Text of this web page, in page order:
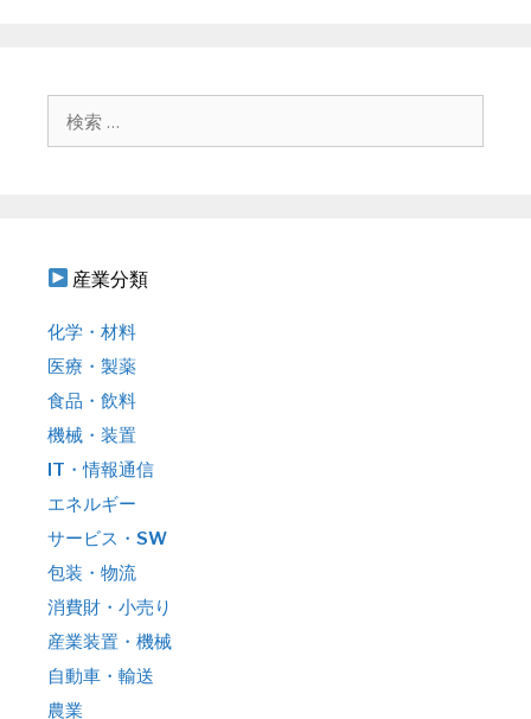
産業分類
化学・材料
医療・製薬
食品・飲料
機械・装置
IT・情報通信
エネルギー
サービス・SW
包装・物流
消費財・小売り
産業装置・機械
自動車・輸送
農業